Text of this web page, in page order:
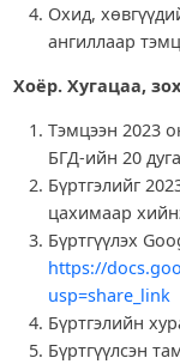
Охид,
ангиллаар
Хоёр. Хугацаа,
Тэмцээн 2023
БГД-ийн 20
Бүртгэлийг
цахимаар
Бүртгүүлэх
https://
usp=share_link
Бүртгэлийн
Бүртгүүлсэн